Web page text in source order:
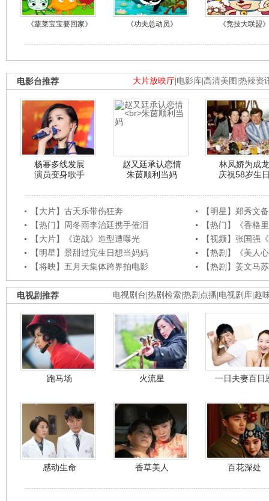
《蔬菜宝宝要回家》 《功夫总动员》 《竞技大联盟》
大片放映厅 电影库 高清美图 热辣资
电影台推荐
杨幂多线发展
演员变身歌手
赵又廷承认恋情
朱茵顺利当妈
林凤娇为成龙
庆祝58岁生
【大片】古天乐带伤狂奔
【明星】郑秀文
【热门】周冬雨李治廷携手催泪
【热门】《香格
【大片】《逆战》造型遭曝光
【视频】张国强
【明星】景甜过完生日想当妈妈
【热剧】《美人
【将映】五月天集体跨界拍电影
【热剧】姜文马
电视剧台 热剧检索 热剧点播 电视剧库 趣
电视剧推荐
跑马场 火流星 一日夫妻百日
感动生命 香草美人 百花深处